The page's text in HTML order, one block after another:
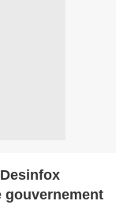
gouvernement